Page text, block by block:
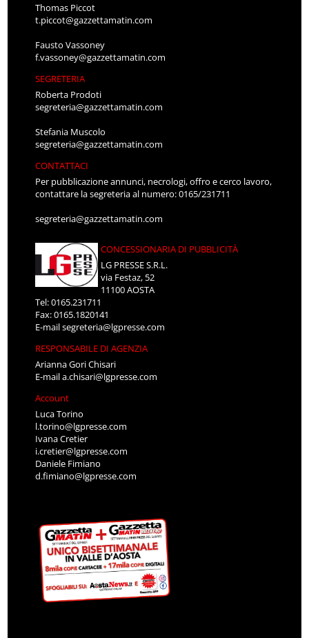
Thomas Piccot
t.piccot@gazzettamatin.com
Fausto Vassoney
f.vassoney@gazzettamatin.com
SEGRETERIA
Roberta Prodoti
segreteria@gazzettamatin.com
Stefania Muscolo
segreteria@gazzettamatin.com
CONTATTACI
Per pubblicazione annunci, necrologi, offro e cerco lavoro,
contattare la segreteria al numero: 0165/231711
segreteria@gazzettamatin.com
CONCESSIONARIA DI PUBBLICITÀ
LG PRESSE S.R.L.
via Festaz, 52
11100 AOSTA
Tel: 0165.231711
Fax: 0165.1820141
E-mailsegreteria@lgpresse.com
RESPONSABILE DI AGENZIA
Arianna Gori Chisari
E-maila.chisari@lgpresse.com
Account
Luca Torino
l.torino@lgpresse.com
Ivana Cretier
i.cretier@lgpresse.com
Daniele Fimiano
d.fimiano@lgpresse.com